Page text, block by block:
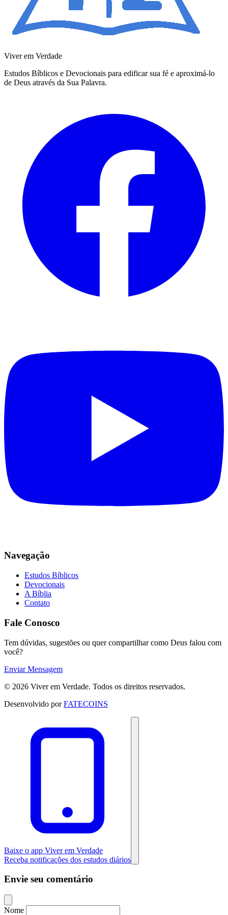
Viver em Verdade
Estudos Bíblicos e Devocionais para edificar sua fé e aproximá-lo
de Deus através da Sua Palavra.
Navegação
Estudos Bíblicos
Devocionais
A Bíblia
Contato
Fale Conosco
Tem dúvidas, sugestões ou quer compartilhar como Deus falou com
você?
Enviar Mensagem
© 2026 Viver em Verdade. Todos os direitos reservados.
Desenvolvido porFATECOINS
Baixe o app Viver em Verdade
Receba notificações dos estudos diários
Envie seu comentário
Nome